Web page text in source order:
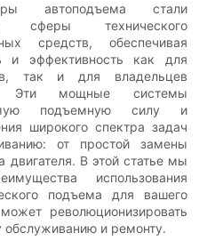
автоподъема стали
сферы технического
средств, обеспечивая
и эффективность как для
так и для владельцев
Эти мощные системы
подъемную силу и
широкого спектра задач
от простой замены
В этой статье мы
использования
подъема для вашего
революционизировать
обслуживанию и ремонту.